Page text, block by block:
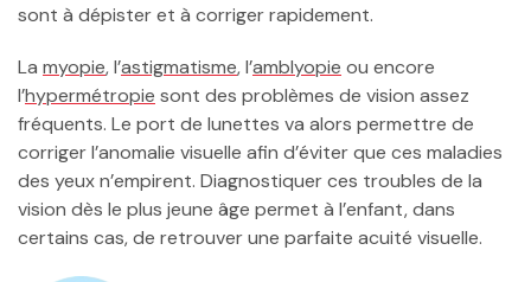
sont à dépister et à corriger rapidement.
La myopie, l’astigmatisme, l’amblyopie ou encore
l’hypermétropie sont des problèmes de vision assez
fréquents. Le port de lunettes va alors permettre de
corriger l’anomalie visuelle afin d’éviter que ces maladies
des yeux n’empirent. Diagnostiquer ces troubles de la
vision dès le plus jeune âge permet à l’enfant, dans
certains cas, de retrouver une parfaite acuité visuelle.